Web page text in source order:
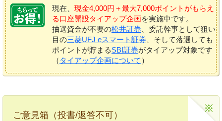
現在、 現金4,000円＋最大7,000ポイントがもらえ
る口座開設タイアップ企画を実施中です。
抽選資金が不要の松井証券、委託幹事として狙い
目の三菱UFJ eスマート証券、そして落選しても
ポイントが貯まるSBI証券がタイアップ対象です
（ タイアップ企画について ）
ご意見箱（投書/返答不可）